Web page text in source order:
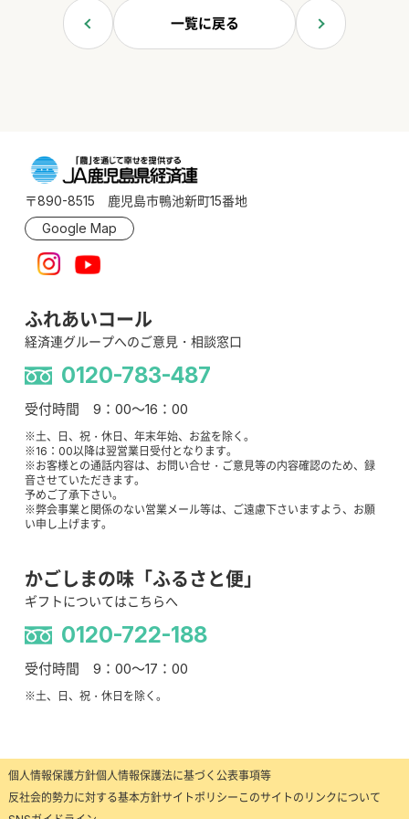
一覧に戻る
〒890-8515 鹿児島市鴨池新町15番地
Google Map
ふれあいコール
経済連グループへのご意見・相談窓口
0120-783-487
受付時間 9：00～16：00
※土、日、祝・休日、年末年始、お盆を除く。
※16：00以降は翌営業日受付となります。
※お客様との通話内容は、お問い合せ・ご意見等の内容確認のため、録
音させていただきます。
予めご了承下さい。
※弊会事業と関係のない営業メール等は、ご遠慮下さいますよう、お願
い申し上げます。
かごしまの味「ふるさと便」
ギフトについてはこちらへ
0120-722-188
受付時間 9：00～17：00
※土、日、祝・休日を除く。
個人情報保護方針個人情報保護法に基づく公表事項等
反社会的勢力に対する基本方針サイトポリシー このサイトのリンクについて